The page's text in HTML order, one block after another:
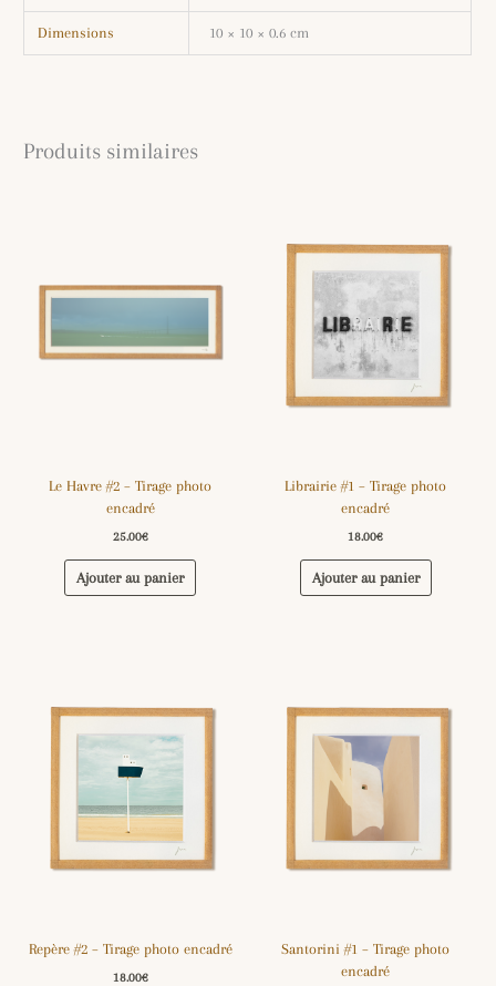
Dimensions 10 × 10 × 0.6 cm
Produits similaires
Le Havre #2 – Tirage photo
encadré
25.00€
Ajouter au panier
Librairie #1 – Tirage photo
encadré
18.00€
Ajouter au panier
Repère #2 – Tirage photo encadré
18.00€
Santorini #1 – Tirage photo
encadré